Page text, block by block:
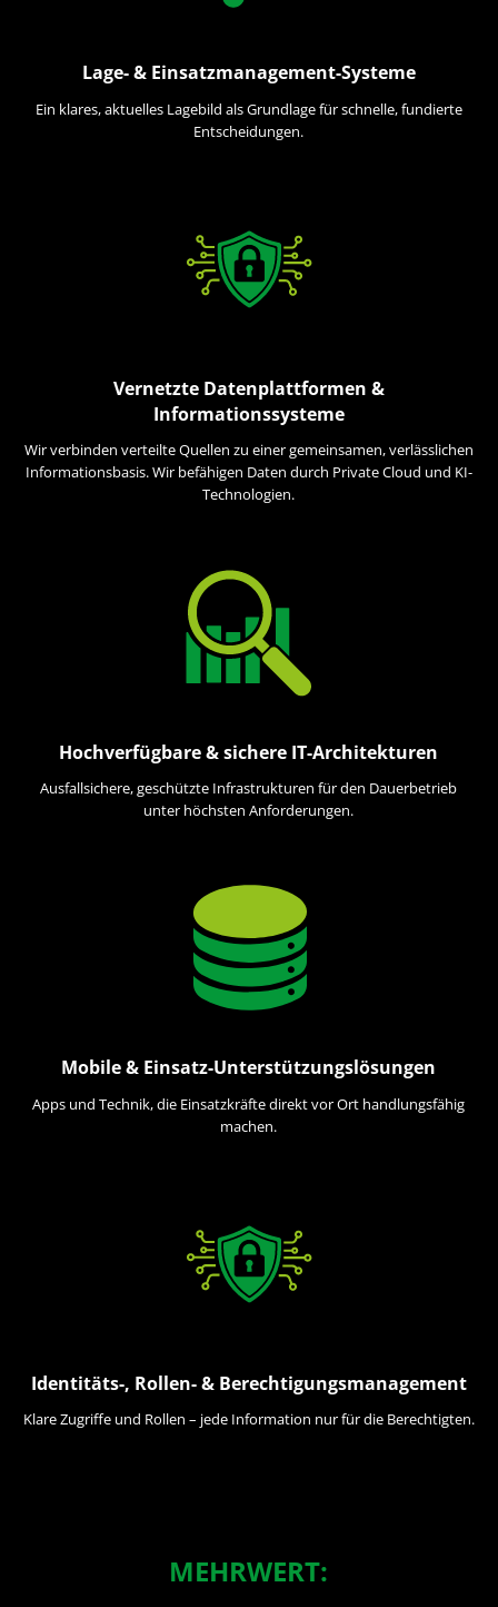
Lage- & Einsatzmanagement-Systeme
Ein klares, aktuelles Lagebild als Grundlage für schnelle, fundierte
Entscheidungen.
Vernetzte Datenplattformen &
Informationssysteme
Wir verbinden verteilte Quellen zu einer gemeinsamen, verlässlichen
Informationsbasis. Wir befähigen Daten durch Private Cloud und KI-
Technologien.
Hochverfügbare & sichere IT-Architekturen
Ausfallsichere, geschützte Infrastrukturen für den Dauerbetrieb
unter höchsten Anforderungen.
Mobile & Einsatz-Unterstützungslösungen
Apps und Technik, die Einsatzkräfte direkt vor Ort handlungsfähig
machen.
Identitäts-, Rollen- & Berechtigungsmanagement
Klare Zugriffe und Rollen – jede Information nur für die Berechtigten.
MEHRWERT: